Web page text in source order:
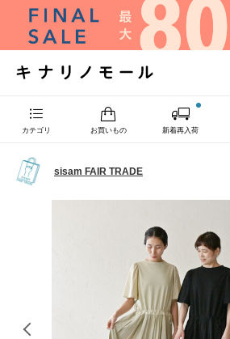
カテゴリ お買いもの 新着再入荷
sisam FAIR TRADE